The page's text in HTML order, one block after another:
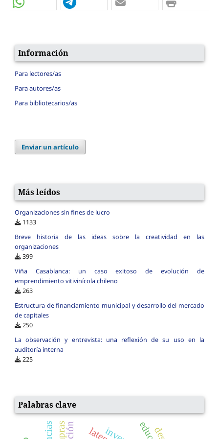
Información
Para lectores/as
Para autores/as
Para bibliotecarios/as
Enviar un artículo
Más leídos
Organizaciones sin fines de lucro
1133
Breve historia de las ideas sobre la creatividad en las
organizaciones
399
Viña Casablanca: un caso exitoso de evolución de
emprendimiento vitivinícola chileno
263
Estructura de financiamiento municipal y desarrollo del mercado
de capitales
250
La observación y entrevista: una reflexión de su uso en la
auditoría interna
225
Palabras clave